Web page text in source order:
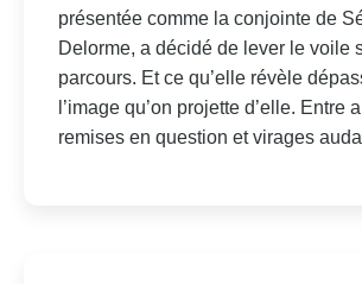
présentée comme la conjointe de
Delorme, a décidé de lever le voile
parcours. Et ce qu’elle révèle
l’image qu’on projette d’elle. Entre
remises en question et virages